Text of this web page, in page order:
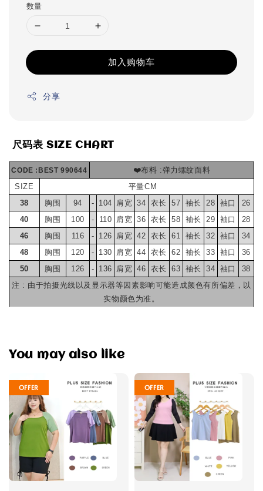
数量
加入购物车
分享
尺码表 SIZE CHART
CODE :BEST 990644
❤️布料 :弹力螺纹面料
SIZE
平量CM
38
胸围 94 - 104 肩宽 34 衣长 57 袖长 28 袖口
26
40
胸围 100 - 110 肩宽 36 衣长 58 袖长 29 袖口
28
46
胸围 116 - 126 肩宽 42 衣长 61 袖长 32 袖口
34
48
胸围 120 - 130 肩宽 44 衣长 62 袖长 33 袖口
36
50
胸围 126 - 136 肩宽 46 衣长 63 袖长 34 袖口
38
注 : 由于拍摄光线以及显示器等因素影响可能造成颜色有所偏差，以
实物颜色为准。
You may also like
OFFER OFFER